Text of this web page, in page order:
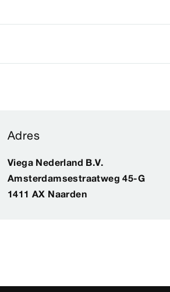
Adres
Viega Nederland B.V.
Amsterdamsestraatweg 45-G
1411 AX Naarden